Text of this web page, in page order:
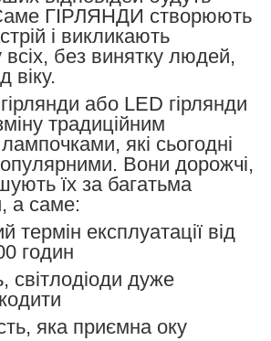
ГІРЛЯНДИ створюють
і викликають
без винятку людей,
віку.
або LED гірлянди
традиційним
які сьогодні
Вони дорожчі,
їх за багатьма
а саме:
експлуатації від
годин
дуже
яка приємна оку